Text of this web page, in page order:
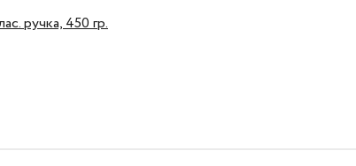
ручка, 450 гр.